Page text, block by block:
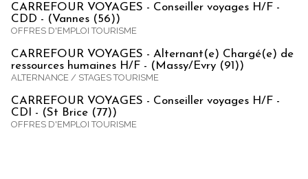
CARREFOUR VOYAGES - Conseiller voyages H/F -
CDD - (Vannes (56))
OFFRES D'EMPLOI TOURISME
CARREFOUR VOYAGES - Alternant(e) Chargé(e) de
ressources humaines H/F - (Massy/Evry (91))
ALTERNANCE / STAGES TOURISME
CARREFOUR VOYAGES - Conseiller voyages H/F -
CDI - (St Brice (77))
OFFRES D'EMPLOI TOURISME